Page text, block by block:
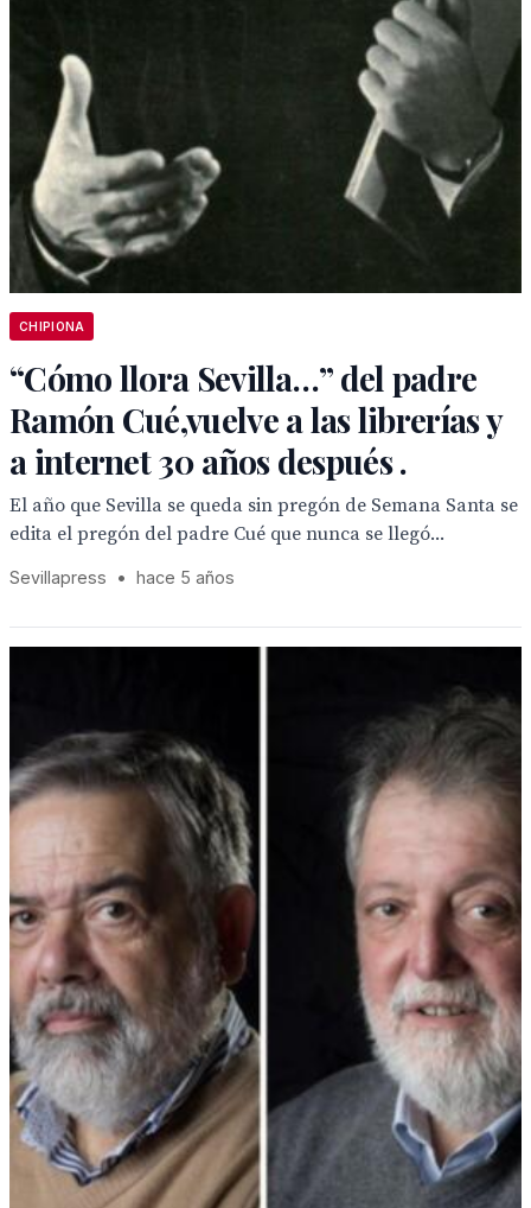
CHIPIONA
“Cómo llora Sevilla…” del padre
Ramón Cué,vuelve a las librerías y
a internet 30 años después .
El año que Sevilla se queda sin pregón de Semana Santa se
edita el pregón del padre Cué que nunca se llegó...
Sevillapress • hace 5 años